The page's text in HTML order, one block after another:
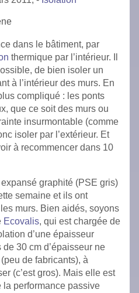
dans le bâtiment, par
thermique par l’intérieur. Il
de bien isoler un
à l’intérieur des murs. En
compliqué : les ponts
que ce soit des murs ou
insurmontable (comme
isoler par l’extérieur. Et
à recommencer dans 10
expansé graphité (PSE gris)
semaine et ils ont
murs. Bien aidés, soyons
Ecovalis, qui est chargée de
d’une épaisseur
30 cm d’épaisseur ne
de fabricants), à
(c’est gros). Mais elle est
la performance passive